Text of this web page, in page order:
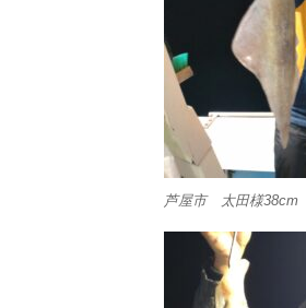
芦屋市 太田様38cm